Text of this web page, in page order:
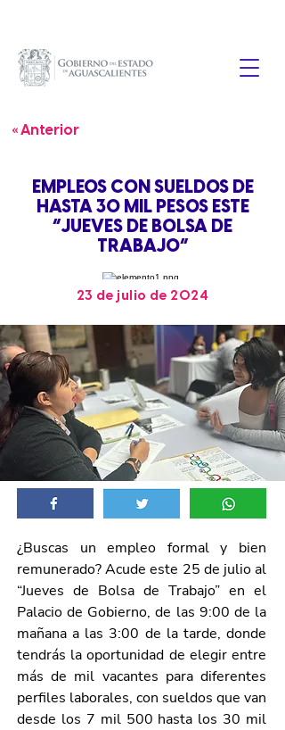
« Anterior
EMPLEOS CON SUELDOS DE
HASTA 30 MIL PESOS ESTE
“JUEVES DE BOLSA DE
TRABAJO”
23 de julio de 2024
¿Buscas un empleo formal y bien
remunerado? Acude este 25 de julio al
“Jueves de Bolsa de Trabajo” en el
Palacio de Gobierno, de las 9:00 de la
mañana a las 3:00 de la tarde, donde
tendrás la oportunidad de elegir entre
más de mil vacantes para diferentes
perfiles laborales, con sueldos que van
desde los 7 mil 500 hasta los 30 mil